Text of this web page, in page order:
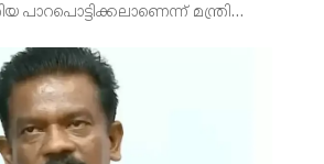
പാറപൊട്ടിക്കലാണെന്ന് മന്ത്രി
എന്നാൽ ഇതിന്റെ മ